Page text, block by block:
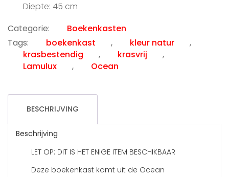
Diepte: 45 cm
Categorie:
Boekenkasten
Tags:
boekenkast , kleur natur
,
krasbestendig
, krasvrij
,
Lamulux
, Ocean
BESCHRIJVING
Beschrijving
LET OP: DIT IS HET ENIGE ITEM BESCHIKBAAR
Deze boekenkast komt uit de Ocean